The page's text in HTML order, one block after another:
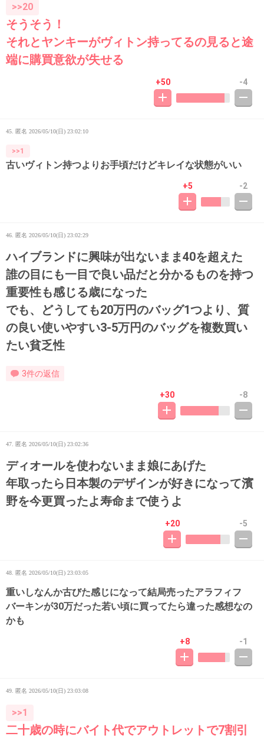
>>20
そうそう！
それとヤンキーがヴィトン持ってるの見ると途
端に購買意欲が失せる
+50 -4
45. 匿名 2026/05/10(日) 23:02:10
>>1
古いヴィトン持つよりお手頃だけどキレイな状態がいい
+5 -2
46. 匿名 2026/05/10(日) 23:02:29
ハイブランドに興味が出ないまま40を超えた
誰の目にも一目で良い品だと分かるものを持つ
重要性も感じる歳になった
でも、どうしても20万円のバッグ1つより、質
の良い使いやすい3-5万円のバッグを複数買い
たい貧乏性
3件の返信
+30 -8
47. 匿名 2026/05/10(日) 23:02:36
ディオールを使わないまま娘にあげた
年取ったら日本製のデザインが好きになって濱
野を今更買ったよ寿命まで使うよ
+20 -5
48. 匿名 2026/05/10(日) 23:03:05
重いしなんか古びた感じになって結局売ったアラフィフ
バーキンが30万だった若い頃に買ってたら違った感想なの
かも
+8 -1
49. 匿名 2026/05/10(日) 23:03:08
>>1
二十歳の時にバイト代でアウトレットで7割引